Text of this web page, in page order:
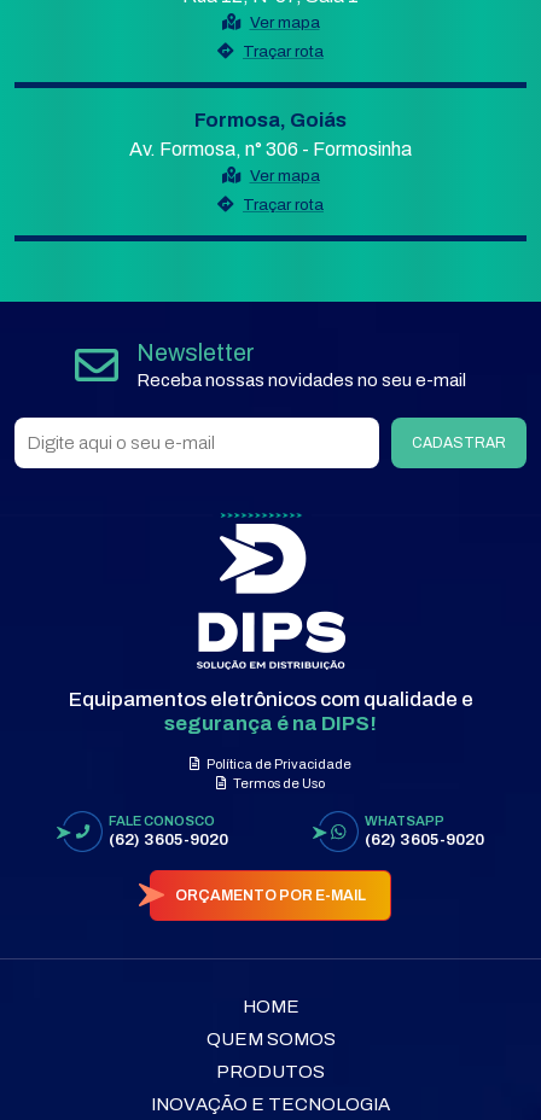
Ver mapa
Traçar rota
Formosa, Goiás
Av. Formosa, n° 306 - Formosinha
Ver mapa
Traçar rota
Newsletter
Receba nossas novidades no seu e-mail
CADASTRAR
Equipamentos eletrônicos com qualidade e
segurança é na DIPS!
Política de Privacidade
Termos de Uso
FALE CONOSCO
(62) 3605-9020
WHATSAPP
(62) 3605-9020
ORÇAMENTO POR E-MAIL
HOME
QUEM SOMOS
PRODUTOS
INOVAÇÃO E TECNOLOGIA